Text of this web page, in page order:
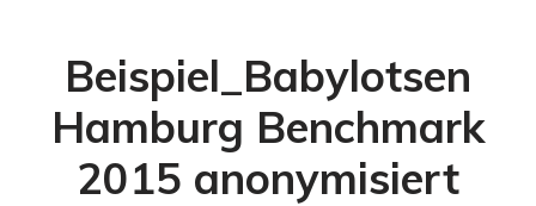
Beispiel_Babylotsen
Hamburg Benchmark
2015 anonymisiert